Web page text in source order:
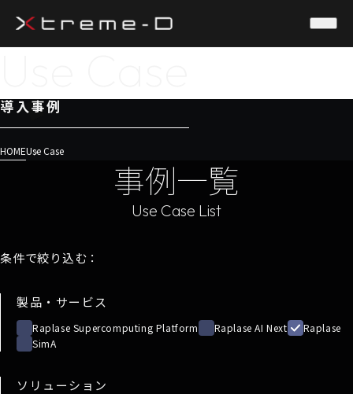
導入事例
HOMEUse Case
事例一覧
条件で絞り込む：
製品・サービス
Raplase Supercomputing Platform Raplase AI Next
Raplase
SimA
ソリューション